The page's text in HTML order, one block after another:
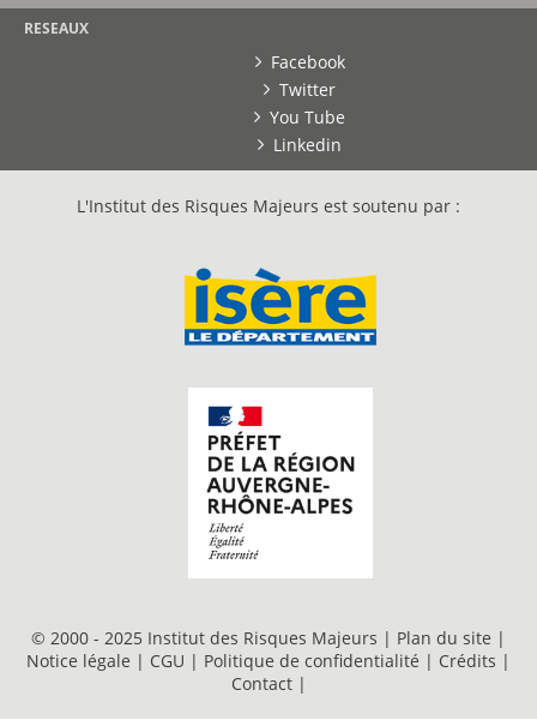
RESEAUX
Facebook
Twitter
You Tube
Linkedin
L'Institut des Risques Majeurs est soutenu par :
© 2000 - 2025 Institut des Risques Majeurs | Plan du site |
Notice légale | CGU | Politique de confidentialité | Crédits |
Contact |